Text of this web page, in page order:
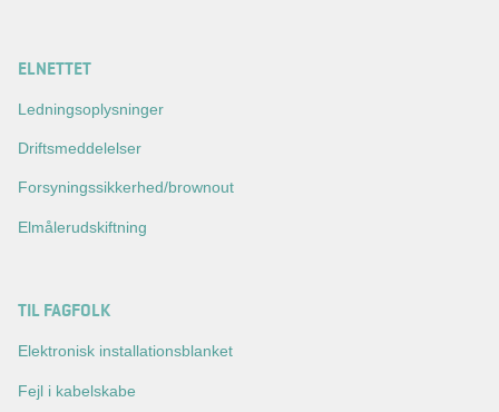
ELNETTET
Ledningsoplysninger
Driftsmeddelelser
Forsyningssikkerhed/brownout
Elmålerudskiftning
TIL FAGFOLK
Elektronisk installationsblanket
Fejl i kabelskabe